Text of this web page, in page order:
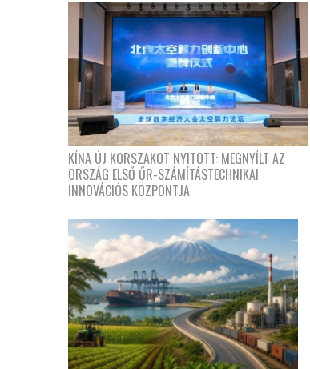
KÍNA ÚJ KORSZAKOT NYITOTT: MEGNYÍLT AZ
ORSZÁG ELSŐ ŰR-SZÁMÍTÁSTECHNIKAI
INNOVÁCIÓS KÖZPONTJA